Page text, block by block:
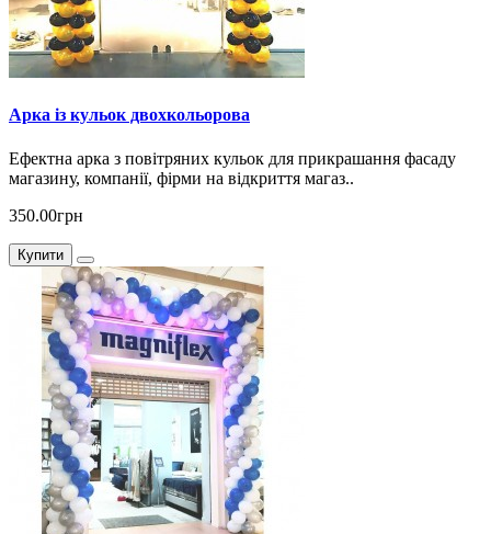
Арка із кульок двохкольорова
Ефектна арка з повітряних кульок для прикрашання фасаду
магазину, компанії, фірми на відкриття магаз..
350.00грн
Купити